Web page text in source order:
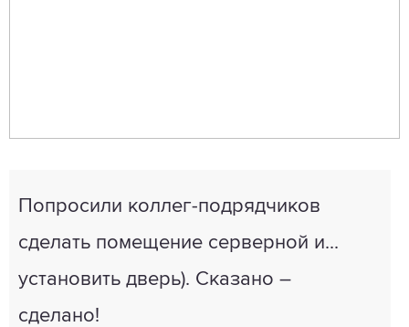
Попросили коллег-подрядчиков
сделать помещение серверной и...
установить дверь). Сказано –
сделано!